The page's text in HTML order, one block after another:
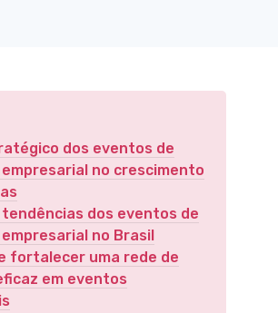
dos eventos de
no crescimento
dos eventos de
no Brasil
fortalecer uma rede de
em eventos